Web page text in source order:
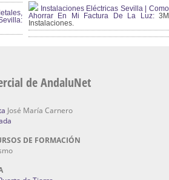
Instalaciones Eléctricas Sevilla | Como
Ahorrar En Mi Factura De La Luz:3M
Instalaciones.
de AndaluNet
José María Carnero
DE FORMACIÓN